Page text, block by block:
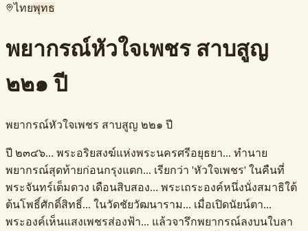
ไทยพุทธ
พยากรณ์หัวใจเพชร สาบสูญ
๒๒๑ ปี
พยากรณ์หัวใจเพชร สาบสูญ ๒๒๑ ปี
ปี ๒๓๔๖... พระอริยสงฆ์แห่งพระนครศรีอยุธยา... ทำนาย
พยากรณ์สุดท้ายก่อนกรุงแตก... เรียกว่า 'หัวใจเพชร' ในคืนที่
พระจันทร์เต็มดวง เดือนสิบสอง... พระเถระองค์หนึ่งนั่งสมาธิใต้
ต้นโพธิ์ศักดิ์สิทธิ์... ในวัดชัยวัฒนาราม... เมื่อเปิดนัยน์ตา...
พระองค์เห็นแสงเพชรส่องฟ้า... แล้วจารึกพยากรณ์ลงบนใบลา